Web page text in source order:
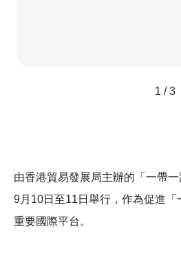
1 / 3
由香港貿易發展局主辦的「一帶
9月10日至11日舉行，作為促進
重要國際平台。